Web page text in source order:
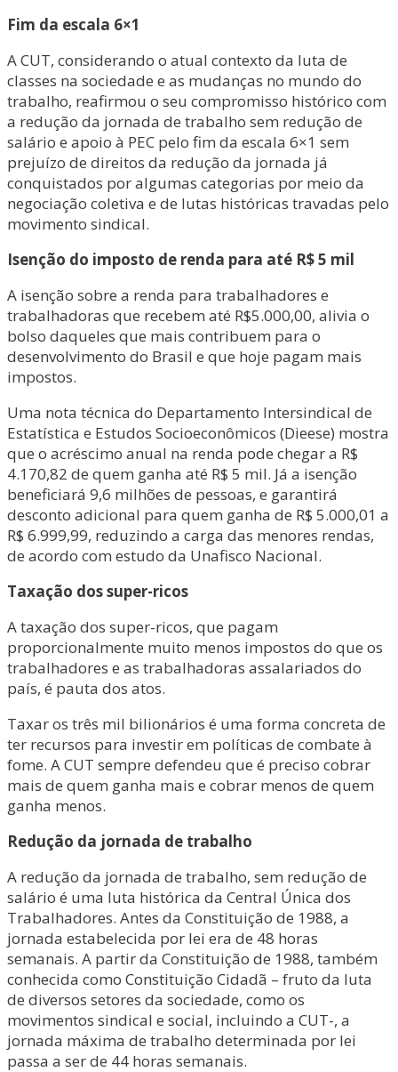
Fim da escala 6×1
A CUT, considerando o atual contexto da luta de
classes na sociedade e as mudanças no mundo do
trabalho, reafirmou o seu compromisso histórico com
a redução da jornada de trabalho sem redução de
salário e apoio à PEC pelo fim da escala 6×1 sem
prejuízo de direitos da redução da jornada já
conquistados por algumas categorias por meio da
negociação coletiva e de lutas históricas travadas pelo
movimento sindical.
Isenção do imposto de renda para até R$ 5 mil
A isenção sobre a renda para trabalhadores e
trabalhadoras que recebem até R$5.000,00, alivia o
bolso daqueles que mais contribuem para o
desenvolvimento do Brasil e que hoje pagam mais
impostos.
Uma nota técnica do Departamento Intersindical de
Estatística e Estudos Socioeconômicos (Dieese) mostra
que o acréscimo anual na renda pode chegar a R$
4.170,82 de quem ganha até R$ 5 mil. Já a isenção
beneficiará 9,6 milhões de pessoas, e garantirá
desconto adicional para quem ganha de R$ 5.000,01 a
R$ 6.999,99, reduzindo a carga das menores rendas,
de acordo com estudo da Unafisco Nacional.
Taxação dos super-ricos
A taxação dos super-ricos, que pagam
proporcionalmente muito menos impostos do que os
trabalhadores e as trabalhadoras assalariados do
país, é pauta dos atos.
Taxar os três mil bilionários é uma forma concreta de
ter recursos para investir em políticas de combate à
fome. A CUT sempre defendeu que é preciso cobrar
mais de quem ganha mais e cobrar menos de quem
ganha menos.
Redução da jornada de trabalho
A redução da jornada de trabalho, sem redução de
salário é uma luta histórica da Central Única dos
Trabalhadores. Antes da Constituição de 1988, a
jornada estabelecida por lei era de 48 horas
semanais. A partir da Constituição de 1988, também
conhecida como Constituição Cidadã – fruto da luta
de diversos setores da sociedade, como os
movimentos sindical e social, incluindo a CUT-, a
jornada máxima de trabalho determinada por lei
passa a ser de 44 horas semanais.